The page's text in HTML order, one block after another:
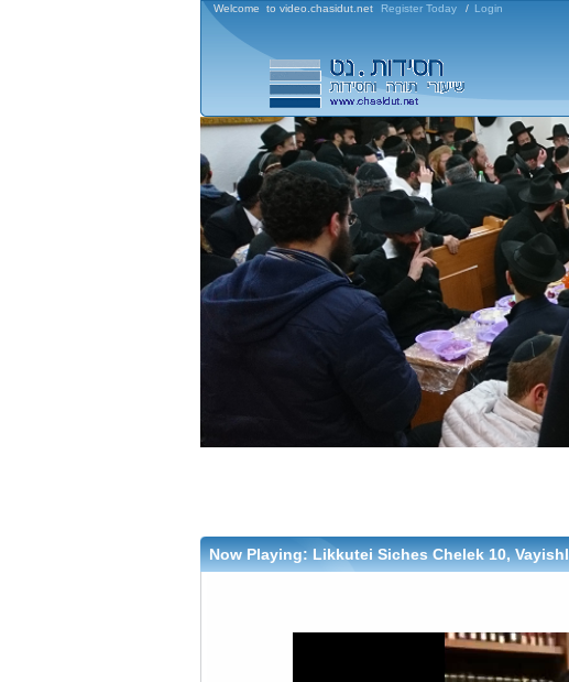
Welcome to video.chasidut.net Register Today / Login
Now Playing: Likkutei Siches Chelek 10,